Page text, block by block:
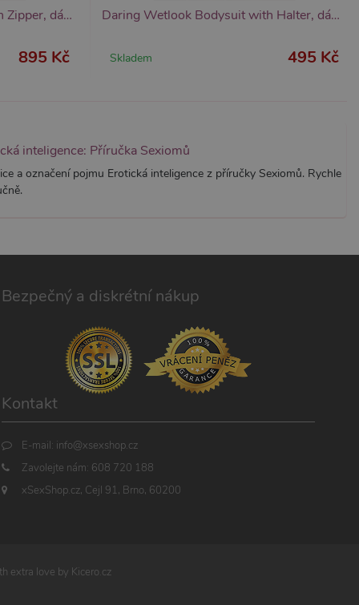
Daring Wetlook Bodysuit with Zipper, dámský body se zipy
895 Kč
Daring Wetlook Bodysuit with Halter, dámský body
Skladem 495 Kč
inteligence: Příručka Sexiomů
a označení pojmu Erotická inteligence z příručky Sexiomů. Rychle
Bezpečný a diskrétní nákup
Kontakt
E-mail: info@xsexshop.cz
Zavolejte nám: 608 720 188
xSexShop.cz, Cejl 91, Brno, 60200
extra love by Kicero.cz